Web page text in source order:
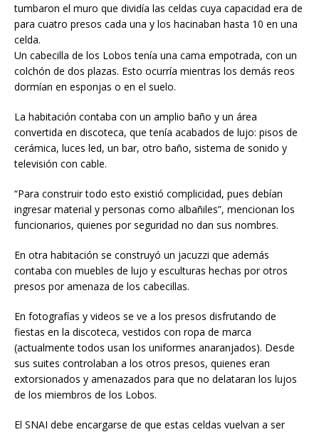
tumbaron el muro que dividía las celdas cuya capacidad era de
para cuatro presos cada una y los hacinaban hasta 10 en una
celda.
Un cabecilla de los Lobos tenía una cama empotrada, con un
colchón de dos plazas. Esto ocurría mientras los demás reos
dormían en esponjas o en el suelo.
La habitación contaba con un amplio baño y un área
convertida en discoteca, que tenía acabados de lujo: pisos de
cerámica, luces led, un bar, otro baño, sistema de sonido y
televisión con cable.
“Para construir todo esto existió complicidad, pues debían
ingresar material y personas como albañiles”, mencionan los
funcionarios, quienes por seguridad no dan sus nombres.
En otra habitación se construyó un jacuzzi que además
contaba con muebles de lujo y esculturas hechas por otros
presos por amenaza de los cabecillas.
En fotografías y videos se ve a los presos disfrutando de
fiestas en la discoteca, vestidos con ropa de marca
(actualmente todos usan los uniformes anaranjados). Desde
sus suites controlaban a los otros presos, quienes eran
extorsionados y amenazados para que no delataran los lujos
de los miembros de los Lobos.
El SNAI debe encargarse de que estas celdas vuelvan a ser